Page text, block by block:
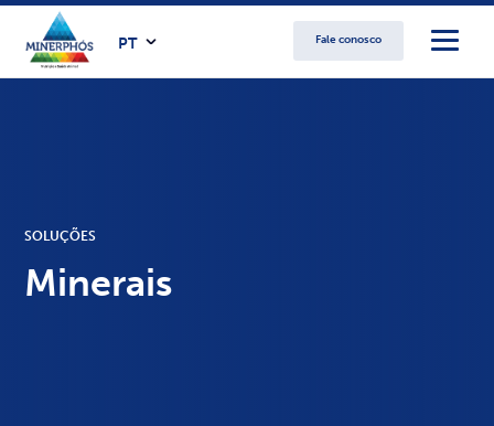
Fale conosco
PT
SOLUÇÕES
Minerais